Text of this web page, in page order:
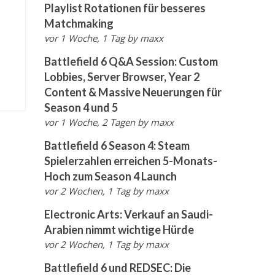
Playlist Rotationen für besseres
Matchmaking
vor 1 Woche, 1 Tag bymaxx
Battlefield 6 Q&A Session: Custom
Lobbies, Server Browser, Year 2
Content & Massive Neuerungen für
Season 4 und 5
vor 1 Woche, 2 Tagen bymaxx
Battlefield 6 Season 4: Steam
Spielerzahlen erreichen 5-Monats-
Hoch zum Season 4 Launch
vor 2 Wochen, 1 Tag bymaxx
Electronic Arts: Verkauf an Saudi-
Arabien nimmt wichtige Hürde
vor 2 Wochen, 1 Tag bymaxx
Battlefield 6 und REDSEC: Die